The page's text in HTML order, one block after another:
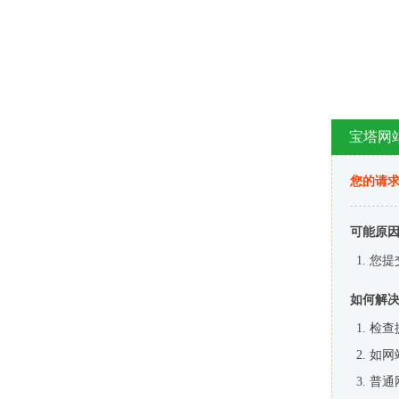
宝塔网
您的请
可能原
您提
如何解
检查
如网
普通